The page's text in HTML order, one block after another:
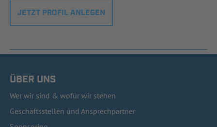
JETZT PROFIL ANLEGEN
ÜBER UNS
Wer wir sind & wofür wir stehen
Geschäftsstellen und Ansprechpartner